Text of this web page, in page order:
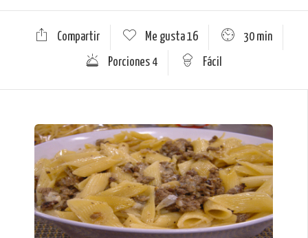
Compartir Me gusta16 30 min
Porciones 4 Fácil